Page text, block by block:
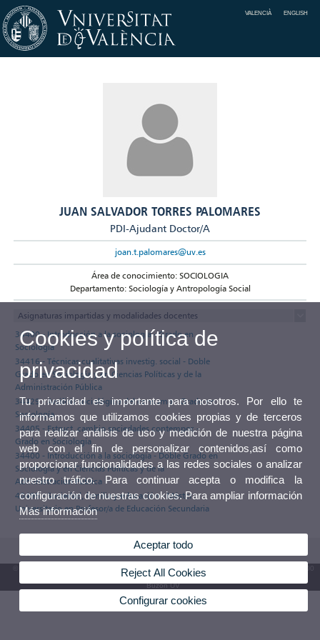
VALENCIÀ ENGLISH
JUAN SALVADOR TORRES PALOMARES
PDI-Ajudant Doctor/A
joan.t.palomares@uv.es
Área de conocimiento: SOCIOLOGIA
Departamento: Sociología y Antropología Social
Asignaturas impartidas y modalidades docentes
34400 - Introducción a la sociología - Grado en
Sociología
34416 - Técnicas cualitativas investig. social - Doble
Grado en Sociología y en Ciencias Políticas y de la
Administración Pública
34429 - Análisis sociológico del consumo - Grado en
Sociología
34405 - Estruct. cambio sociedades contempor. -
Grado en Sociología
34400 - Introducción a la sociología - Doble Grado en
Sociología y en Ciencias Políticas y de la
Administración Pública
40495 - Sociedad, familia y educación - Máster
Universitario en Profesor/a de Educación Secundaria
© 2026 UV. - Av. Blasco Ibáñez, 13. 46010 València. Espanya. Tel. UV: (+34) 963 86 41 00
Buzón UV
Cookies y política de
privacidad
Tu privacidad es importante para nosotros. Por ello te
informamos que utilizamos cookies propias y de terceros
para realizar análisis de uso y medición de nuestra página
web con el fin de personalizar contenidos,así como
proporcionar funcionalidades a las redes sociales o analizar
nuestro tráfico. Para continuar acepta o modifica la
configuración de nuestras cookies. Para ampliar información
Más información
Aceptar todo
Reject All Cookies
Configurar cookies